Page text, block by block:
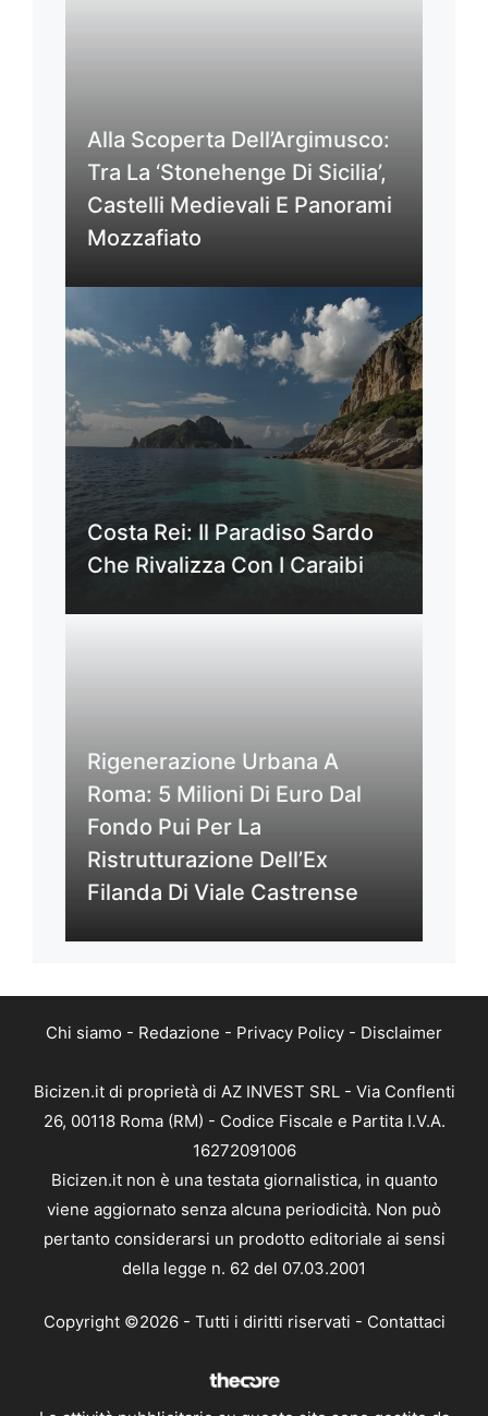
Alla Scoperta Dell’Argimusco:
Tra La ‘Stonehenge Di Sicilia’,
Castelli Medievali E Panorami
Mozzafiato
Costa Rei: Il Paradiso Sardo
Che Rivalizza Con I Caraibi
Rigenerazione Urbana A
Roma: 5 Milioni Di Euro Dal
Fondo Pui Per La
Ristrutturazione Dell’Ex
Filanda Di Viale Castrense
Chi siamo - Redazione - Privacy Policy - Disclaimer
Bicizen.it di proprietà di AZ INVEST SRL - Via Conflenti
26, 00118 Roma (RM) - Codice Fiscale e Partita I.V.A.
16272091006
Bicizen.it non è una testata giornalistica, in quanto
viene aggiornato senza alcuna periodicità. Non può
pertanto considerarsi un prodotto editoriale ai sensi
della legge n. 62 del 07.03.2001
Copyright ©2026 - Tutti i diritti riservati - Contattaci